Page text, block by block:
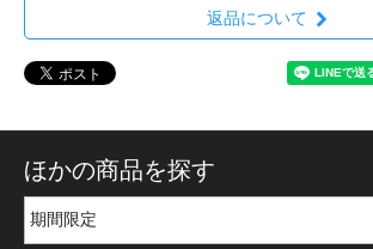
返品について
ほかの商品を探す